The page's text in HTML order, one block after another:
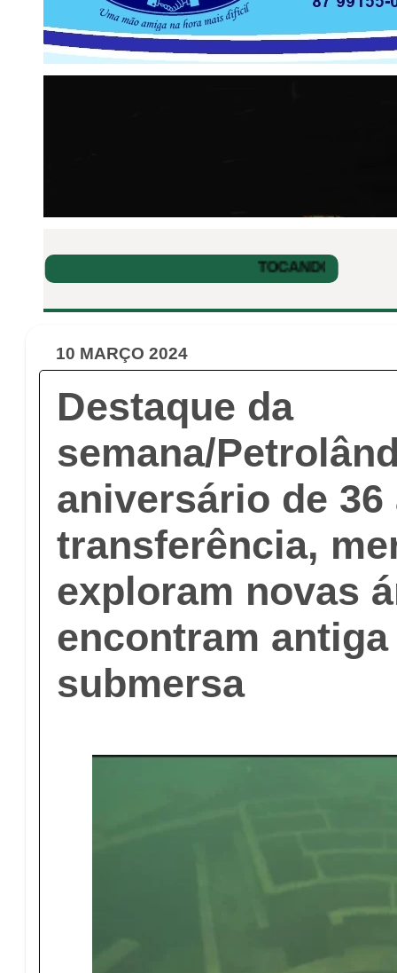
10 MARÇO 2024
Destaque da
semana/
aniversário de 36
transferência,
exploram novas
encontram
submersa